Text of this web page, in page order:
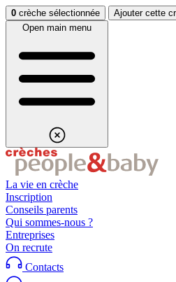
Aller au contenuAller au footer
0 crèche sélectionnée
Ajouter cette
Open main menu
La vie en crèche
Inscription
Conseils parents
Qui sommes-nous ?
Entreprises
On recrute
Contacts